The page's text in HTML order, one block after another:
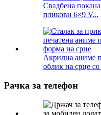
Свадбена
пликови 6×9 V...
Акрилна аниме
облик на срце
Рачка за телефон